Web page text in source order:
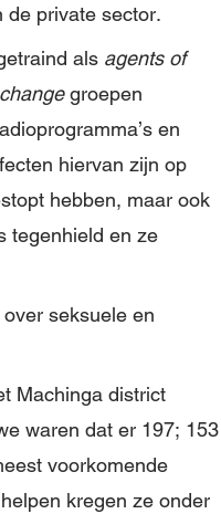
de private sector.
als agents of
groepen
en
hiervan zijn op
hebben, maar ook
tegenhield en ze
seksuele en
Machinga district
waren dat er 197; 153
voorkomende
kregen ze onder